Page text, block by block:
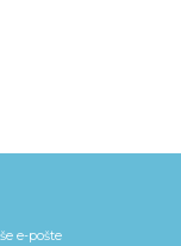
e-pošte